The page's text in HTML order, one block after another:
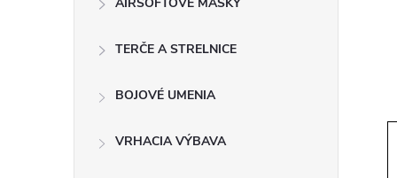
TERČE A STRELNICE
BOJOVÉ UMENIA
VRHACIA VÝBAVA